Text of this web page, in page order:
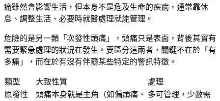
痛雖然會影響生活，但本身不是危及生命的疾病，通常靠休
息、調整生活、必要時就醫處理就能管理。
危險的是另一類「次發性頭痛」，頭痛只是表面，背後其實有
需要緊急處理的狀況在發生。要區分這兩者，關鍵不在於「有
多痛」，而在於有沒有伴隨某些特定的警訊特徵。
類型 大致性質
處理
原發性
頭痛本身就是主角（如偏頭痛、 多可管理，少數需